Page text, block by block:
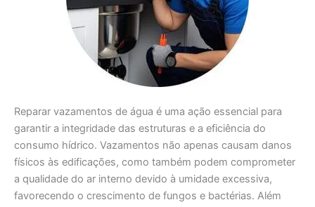
Reparar vazamentos de água é uma ação essencial para
garantir a integridade das estruturas e a eficiência do
consumo hídrico. Vazamentos não apenas causam danos
físicos às edificações, como também podem comprometer
a qualidade do ar interno devido à umidade excessiva,
favorecendo o crescimento de fungos e bactérias. Além